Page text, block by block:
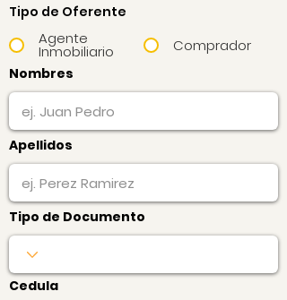
Tipo de Oferente
Agente
Inmobiliario Comprador
Nombres
Apellidos
Tipo de Documento
Cedula